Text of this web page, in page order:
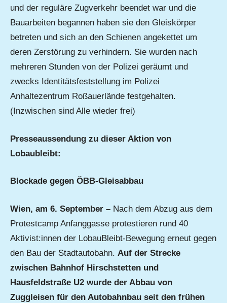
und der reguläre Zugverkehr beendet war und die
Bauarbeiten begannen haben sie den Gleiskörper
betreten und sich an den Schienen angekettet um
deren Zerstörung zu verhindern. Sie wurden nach
mehreren Stunden von der Polizei geräumt und
zwecks Identitätsfeststellung im Polizei
Anhaltezentrum Roßauerlände festgehalten.
(Inzwischen sind Alle wieder frei)
Presseaussendung zu dieser Aktion von
Lobaubleibt:
Blockade gegen ÖBB-Gleisabbau
Wien, am 6. September – Nach dem Abzug aus dem
Protestcamp Anfanggasse protestieren rund 40
Aktivist:innen der LobauBleibt-Bewegung erneut gegen
den Bau der Stadtautobahn. Auf der Strecke
zwischen Bahnhof Hirschstetten und
Hausfeldstraße U2 wurde der Abbau von
Zuggleisen für den Autobahnbau seit den frühen